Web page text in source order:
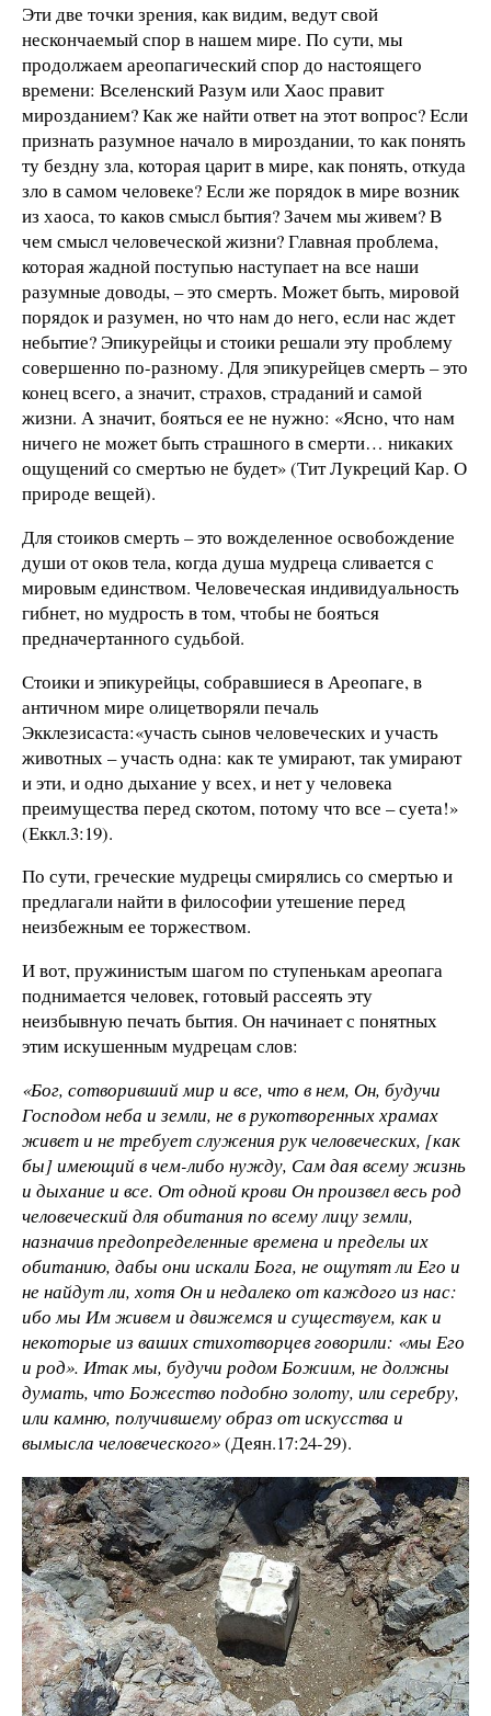
Эти две точки зрения, как видим, ведут свой
нескончаемый спор в нашем мире. По сути, мы
продолжаем ареопагический спор до настоящего
времени: Вселенский Разум или Хаос правит
мирозданием? Как же найти ответ на этот вопрос? Если
признать разумное начало в мироздании, то как понять
ту бездну зла, которая царит в мире, как понять, откуда
зло в самом человеке? Если же порядок в мире возник
из хаоса, то каков смысл бытия? Зачем мы живем? В
чем смысл человеческой жизни? Главная проблема,
которая жадной поступью наступает на все наши
разумные доводы, – это смерть. Может быть, мировой
порядок и разумен, но что нам до него, если нас ждет
небытие? Эпикурейцы и стоики решали эту проблему
совершенно по-разному. Для эпикурейцев смерть – это
конец всего, а значит, страхов, страданий и самой
жизни. А значит, бояться ее не нужно: «Ясно, что нам
ничего не может быть страшного в смерти… никаких
ощущений со смертью не будет» (Тит Лукреций Кар. О
природе вещей).
Для стоиков смерть – это вожделенное освобождение
души от оков тела, когда душа мудреца сливается с
мировым единством. Человеческая индивидуальность
гибнет, но мудрость в том, чтобы не бояться
предначертанного судьбой.
Стоики и эпикурейцы, собравшиеся в Ареопаге, в
античном мире олицетворяли печаль
Экклезисаста:«участь сынов человеческих и участь
животных – участь одна: как те умирают, так умирают
и эти, и одно дыхание у всех, и нет у человека
преимущества перед скотом, потому что все – суета!»
(Еккл.3:19).
По сути, греческие мудрецы смирялись со смертью и
предлагали найти в философии утешение перед
неизбежным ее торжеством.
И вот, пружинистым шагом по ступенькам ареопага
поднимается человек, готовый рассеять эту
неизбывную печать бытия. Он начинает с понятных
этим искушенным мудрецам слов:
«Бог, сотворивший мир и все, что в нем, Он, будучи
Господом неба и земли, не в рукотворенных храмах
живет и не требует служения рук человеческих, [как
бы] имеющий в чем-либо нужду, Сам дая всему жизнь
и дыхание и все. От одной крови Он произвел весь род
человеческий для обитания по всему лицу земли,
назначив предопределенные времена и пределы их
обитанию, дабы они искали Бога, не ощутят ли Его и
не найдут ли, хотя Он и недалеко от каждого из нас:
ибо мы Им живем и движемся и существуем, как и
некоторые из ваших стихотворцев говорили: «мы Его
и род». Итак мы, будучи родом Божиим, не должны
думать, что Божество подобно золоту, или серебру,
или камню, получившему образ от искусства и
вымысла человеческого»(Деян.17:24-29).